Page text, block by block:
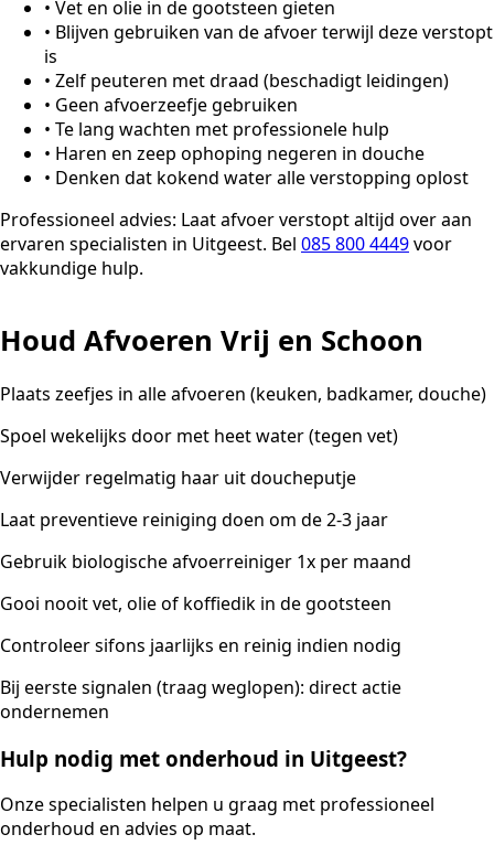
• Vet en olie in de gootsteen gieten
• Blijven gebruiken van de afvoer terwijl deze verstopt
is
• Zelf peuteren met draad (beschadigt leidingen)
• Geen afvoerzeefje gebruiken
• Te lang wachten met professionele hulp
• Haren en zeep ophoping negeren in douche
• Denken dat kokend water alle verstopping oplost
Professioneel advies: Laat afvoer verstopt altijd over aan
ervaren specialisten in Uitgeest. Bel 085 800 4449voor
vakkundige hulp.
Houd Afvoeren Vrij en Schoon
Plaats zeefjes in alle afvoeren (keuken, badkamer, douche)
Spoel wekelijks door met heet water (tegen vet)
Verwijder regelmatig haar uit doucheputje
Laat preventieve reiniging doen om de 2-3 jaar
Gebruik biologische afvoerreiniger 1x per maand
Gooi nooit vet, olie of koffiedik in de gootsteen
Controleer sifons jaarlijks en reinig indien nodig
Bij eerste signalen (traag weglopen): direct actie
ondernemen
Hulp nodig met onderhoud in Uitgeest?
Onze specialisten helpen u graag met professioneel
onderhoud en advies op maat.